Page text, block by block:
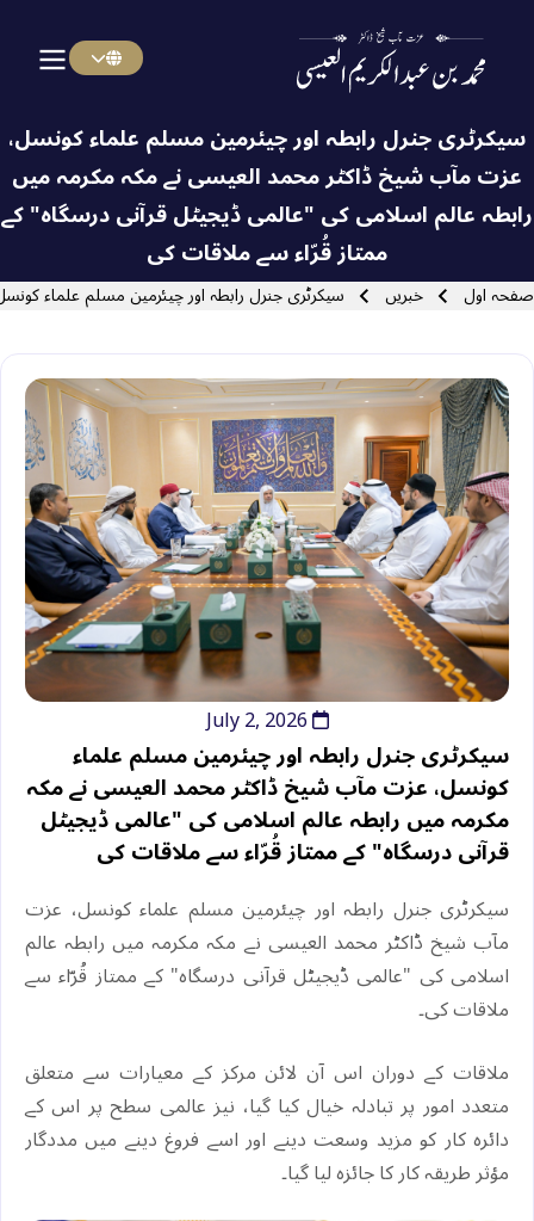
Skip to main navigation
Close search
سیکرٹری جنرل رابطہ اور چیئرمین مسلم علماء کونسل،
عزت مآب شیخ ڈاکٹر محمد العیسی نے مکہ مکرمہ میں
رابطہ عالم اسلامی کی "عالمی ڈیجیٹل قرآنی درسگاہ" کے
ممتاز قُرّاء سے ملاقات کی
Breadcrumb
صفحہ اول خبریں سیکرٹری جنرل رابطہ اور چیئرمین مسلم علماء
سیکرٹری جنرل رابطہ اور چیئرمین مسلم علماء
کونسل، عزت مآب شیخ ڈاکٹر محمد العیسی نے مکہ
مکرمہ میں رابطہ عالم اسلامی کی "عالمی ڈیجیٹل
قرآنی درسگاہ" کے ممتاز قُرّاء سے ملاقات کی
سیکرٹری جنرل رابطہ اور چیئرمین مسلم علماء کونسل، عزت
مآب شیخ ڈاکٹر محمد العیسی نے مکہ مکرمہ میں رابطہ عالم
اسلامی کی "عالمی ڈیجیٹل قرآنی درسگاہ" کے ممتاز قُرّاء سے
ملاقات کی۔
ملاقات کے دوران اس آن لائن مرکز کے معیارات سے متعلق
متعدد امور پر تبادلہ خیال کیا گیا، نیز عالمی سطح پر اس کے
دائرہ کار کو مزید وسعت دینے اور اسے فروغ دینے میں مددگار
مؤثر طریقہ کار کا جائزہ لیا گیا۔